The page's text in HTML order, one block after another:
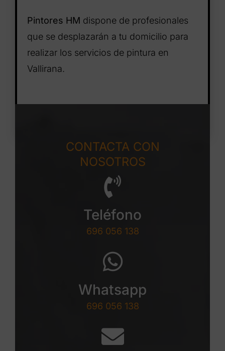
Pintores HM dispone de profesionales
que se desplazarán a tu domicilio para
realizar los servicios de pintura en
Vallirana.
CONTACTA CON
NOSOTROS
Teléfono
696 056 138
Whatsapp
696 056 138